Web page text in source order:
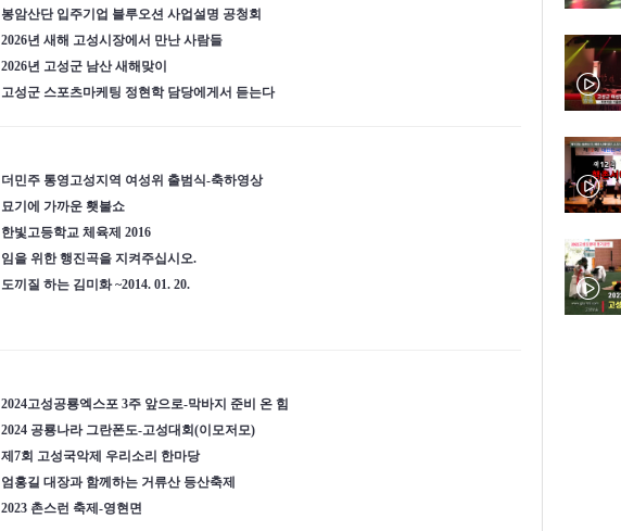
봉암산단 입주기업 블루오션 사업설명 공청회
2026년 새해 고성시장에서 만난 사람들
2026년 고성군 남산 새해맞이
고성군 스포츠마케팅 정현학 담당에게서 듣는다
더민주 통영고성지역 여성위 출범식-축하영상
묘기에 가까운 횃불쇼
한빛고등학교 체육제 2016
임을 위한 행진곡을 지켜주십시오.
도끼질 하는 김미화 ~2014. 01. 20.
2024고성공룡엑스포 3주 앞으로-막바지 준비 온 힘
2024 공룡나라 그란폰도-고성대회(이모저모)
제7회 고성국악제 우리소리 한마당
엄홍길 대장과 함께하는 거류산 등산축제
2023 촌스런 축제-영현면
™
™
™